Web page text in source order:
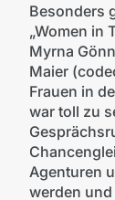
Besonders
„Women in
Myrna
Maier
Frauen in
war toll zu
Agenturen
werden und